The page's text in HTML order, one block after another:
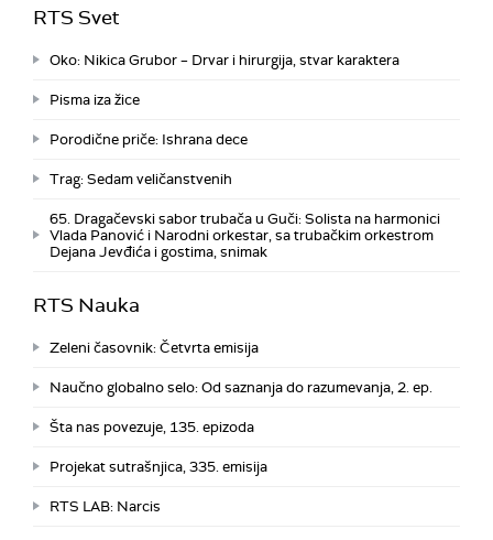
RTS Svet
Oko: Nikica Grubor – Drvar i hirurgija, stvar karaktera
Pisma iza žice
Porodične priče: Ishrana dece
Trag: Sedam veličanstvenih
65. Dragačevski sabor trubača u Guči: Solista na harmonici
Vlada Panović i Narodni orkestar, sa trubačkim orkestrom
Dejana Jevđića i gostima, snimak
RTS Nauka
Zeleni časovnik: Četvrta emisija
Naučno globalno selo: Od saznanja do razumevanja, 2. ep.
Šta nas povezuje, 135. epizoda
Projekat sutrašnjica, 335. emisija
RTS LAB: Narcis